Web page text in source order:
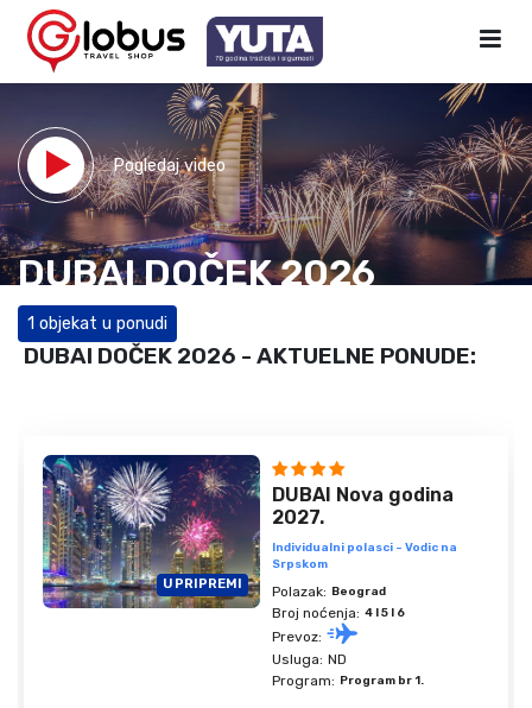
DUBAI DOČEK 2026
1 objekat u ponudi
Pogledaj video
DUBAI DOČEK 2026 - AKTUELNE PONUDE:
U PRIPREMI
DUBAI Nova godina
2027.
Individualni polasci - Vodic na
Srpskom
Polazak: Beograd
Broj noćenja: 4 I 5 I 6
Prevoz:
Usluga: ND
Program: Program br 1.